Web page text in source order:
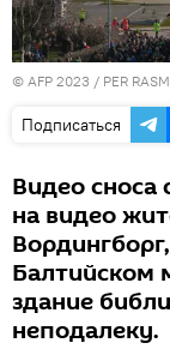
© AFP 2023 / PER
Подписаться
Видео сноса
на видео
Балтийском
здание
неподалеку.